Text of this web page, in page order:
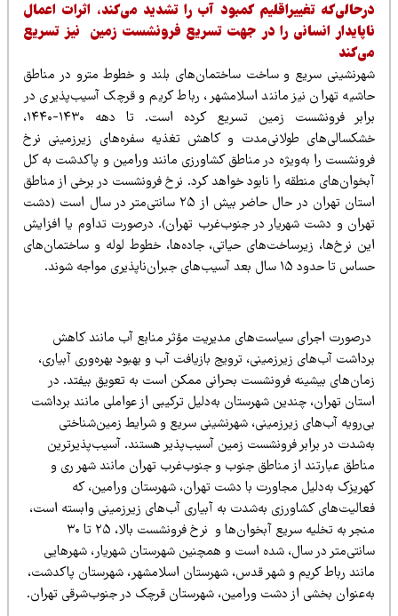
تغییراقلیم کمبود آب را تشدید می‌کند، اثرات اعمال
انسانی را در جهت تسریع فرونشست زمین نیز تسریع
سریع و ساخت ساختمان‌های بلند و خطوط مترو در مناطق
تهران نیز مانند اسلامشهر، رباط کریم و قرچک آسیب‌پذیری در
برابر فرونشست زمین تسریع کرده است. تا دهه ۱۴۳۰-۱۴۴۰،
طولانی‌مدت و کاهش تغذیه سفره‌های زیرزمینی نرخ
را به‌ویژه در مناطق کشاورزی مانند ورامین و پاکدشت به کل
منطقه را نابود خواهد کرد. نرخ فرونشست در برخی از مناطق
استان تهران در حال حاضر بیش از ۲۵ سانتی‌متر در سال است (دشت
و دشت شهریار در جنوب‌غرب تهران). درصورت تداوم یا افزایش
نرخ‌ها، زیرساخت‌های حیاتی، جاده‌ها، خطوط لوله و ساختمان‌های
حدود ۱۵ سال بعد آسیب‌های جبران‌ناپذیری مواجه شوند.
اجرای سیاست‌های مدیریت مؤثر منابع آب مانند کاهش
آب‌های زیرزمینی، ترویج بازیافت آب و بهبود بهره‌وری آبیاری،
بیشینه فرونشست بحرانی ممکن است به تعویق بیفتد. در
تهران، چندین شهرستان به‌دلیل ترکیبی از عواملی مانند برداشت
آب‌های زیرزمینی، شهرنشینی سریع و شرایط زمین‌شناختی
در برابر فرونشست زمین آسیب‌پذیر هستند. آسیب‌پذیرترین
عبارتند از مناطق جنوب و جنوب‌غرب تهران مانند شهر ری و
به‌دلیل مجاورت با دشت تهران، شهرستان ورامین، که
کشاورزی به‌شدت به آبیاری آب‌های زیرزمینی وابسته است،
منجر به تخلیه سریع آبخوان‌ها و نرخ فرونشست بالا، ۲۵ تا ۳۰
در سال، شده است و همچنین شهرستان شهریار، شهرهایی
رباط کریم و شهر قدس، شهرستان اسلامشهر، شهرستان پاکدشت،
بخشی از دشت ورامین، شهرستان قرچک در جنوب‌شرقی تهران.